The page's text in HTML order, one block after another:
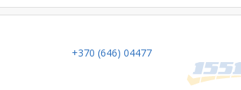
+370 (646) 04477